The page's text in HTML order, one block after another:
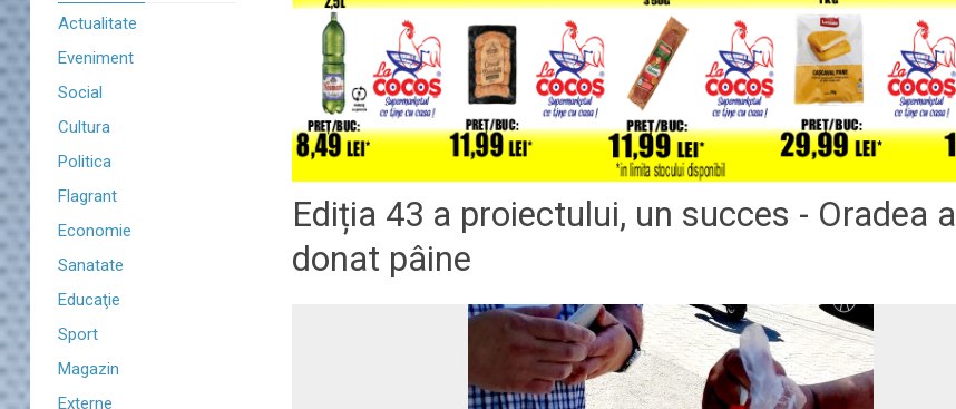
Actualitate
Eveniment
Social
Cultura
Politica
Flagrant
Economie
Sanatate
Educaţie
Sport
Magazin
Externe
Ediția 43 a proiectului, un succes - Oradea a
donat pâine